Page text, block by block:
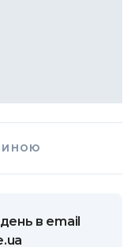
в email